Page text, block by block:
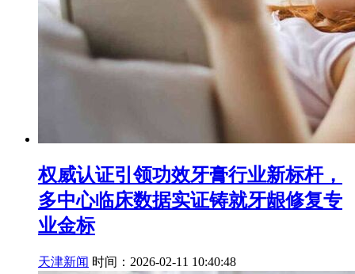
权威认证引领功效牙膏行业新标杆，
多中心临床数据实证铸就牙龈修复专
业金标
天津新闻 时间：2026-02-11 10:40:48